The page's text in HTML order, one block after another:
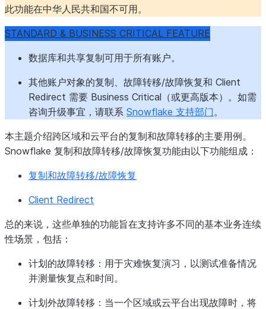
此功能在中华人民共和国不可用。
STANDARD & BUSINESS CRITICAL FEATURE
数据库和共享复制可用于所有账户。
其他账户对象的复制、故障转移/故障恢复和 Client
Redirect 需要 Business Critical（或更高版本）。如需
咨询升级事宜，请联系 Snowflake 支持部门。
本主题介绍跨区域和云平台的复制和故障转移的主要用例。
Snowflake 复制和故障转移/故障恢复功能由以下功能组成：
复制和故障转移/故障恢复
Client Redirect
总的来说，这些单独的功能旨在支持许多不同的基本业务连续
性场景，包括：
计划的故障转移 ：用于灾难恢复演习，以测试准备情况
并测量恢复点和时间。
计划外故障转移 ：当一个区域或云平台出现故障时，将